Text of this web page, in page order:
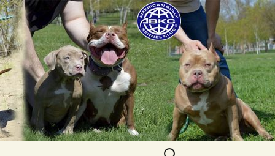
for sale. Worldwide shipping
Найти: